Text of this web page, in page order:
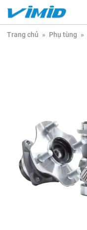
Trang chủ » Phụ tùng »